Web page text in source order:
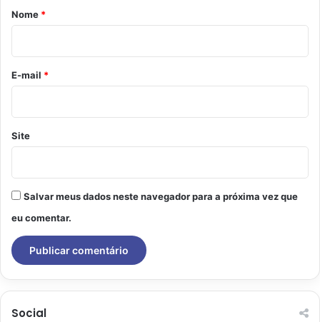
r
o
*
Nome *
E-mail *
Site
Salvar meus dados neste navegador para a próxima vez que
eu comentar.
Social